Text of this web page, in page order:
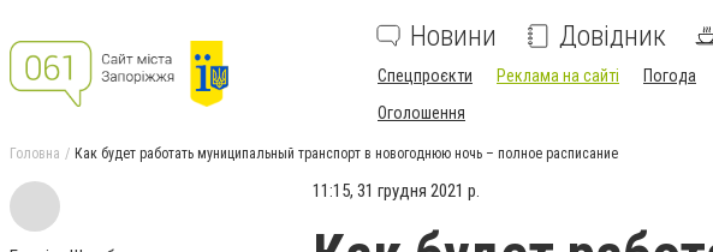
Новини Довідник
Спецпроєкти Реклама на сайті Погода
Оголошення
Головна Как будет работать муниципальный транспорт в новогоднюю ночь – полное расписание
11:15, 31 грудня 2021 р.